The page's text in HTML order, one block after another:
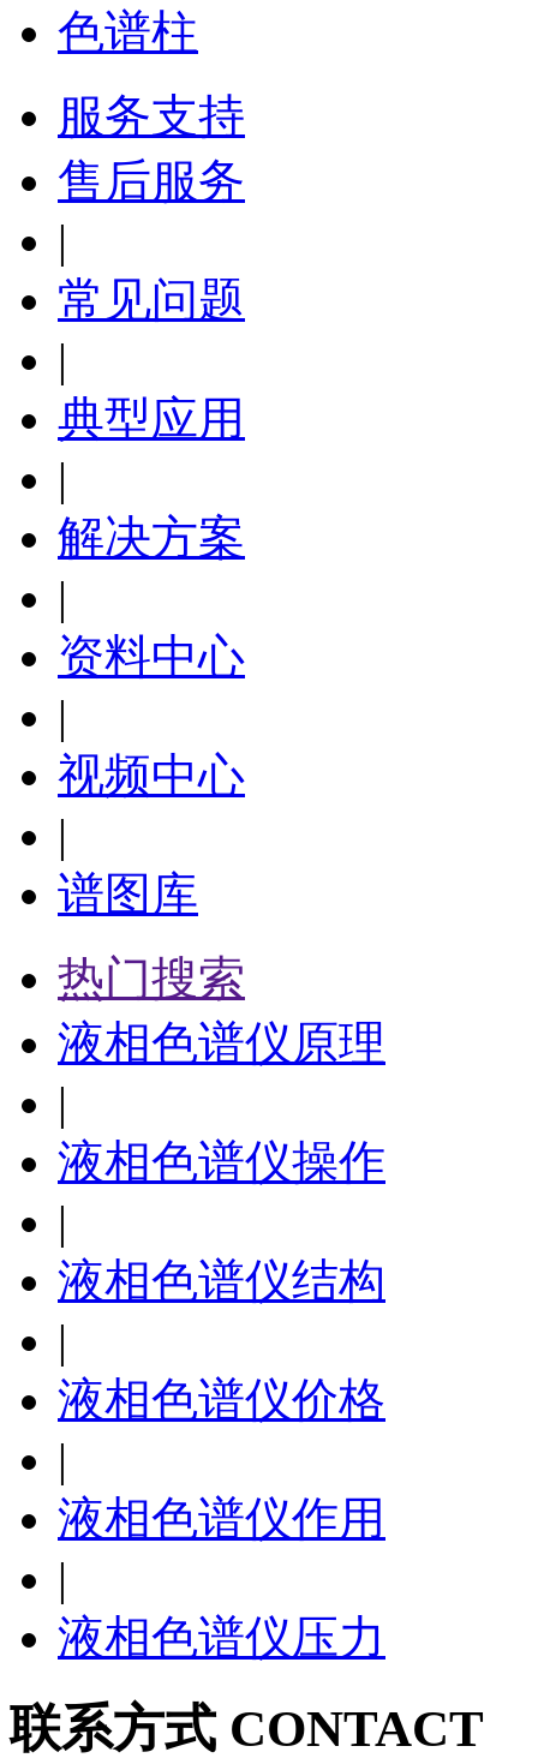
色谱柱
服务支持
售后服务
|
常见问题
|
典型应用
|
解决方案
|
资料中心
|
视频中心
|
谱图库
热门搜索
液相色谱仪原理
|
液相色谱仪操作
|
液相色谱仪结构
|
液相色谱仪价格
|
液相色谱仪作用
|
液相色谱仪压力
联系方式 CONTACT